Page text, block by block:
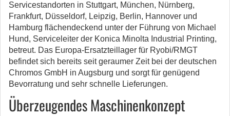
Servicestandorten in Stuttgart, München, Nürnberg,
Frankfurt, Düsseldorf, Leipzig, Berlin, Hannover und
Hamburg flächendeckend unter der Führung von Michael
Hund, Serviceleiter der Konica Minolta ­Industrial Printing,
betreut. Das Europa-Ersatzteillager für Ryobi/RMGT
befindet sich bereits seit geraumer Zeit bei der deutschen
Chromos GmbH in Augsburg und sorgt für genügend
Bevorratung und sehr schnelle Lieferungen.
Überzeugendes Maschinenkonzept